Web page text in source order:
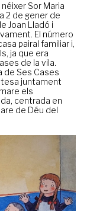
Sor Maria
2 de gener de
Joan Lladó i
El número
pairal familiar i,
ja que era
de la vila.
de Ses Cases
juntament
els
centrada en
de Déu del